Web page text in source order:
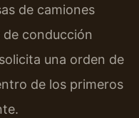
de camiones
conducción
una orden de
de los primeros